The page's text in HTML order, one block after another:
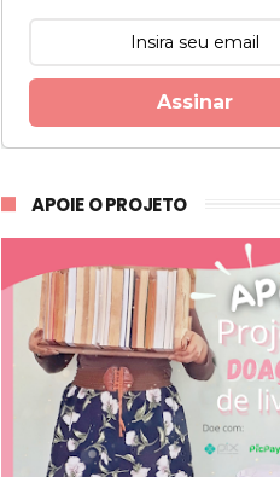
Assinar
APOIE O PROJETO